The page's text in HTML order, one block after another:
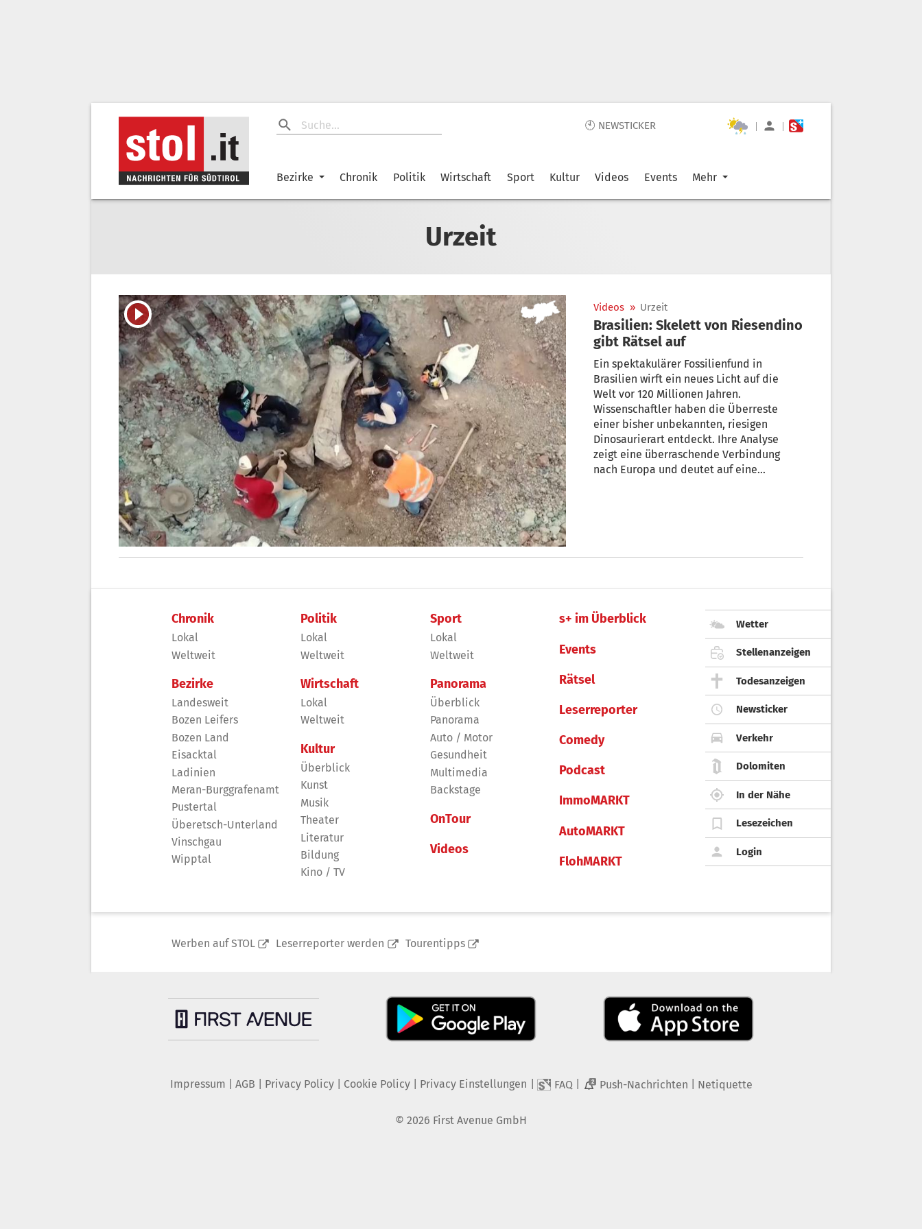
🕙 NEWSTICKER | |
Bezirke Chronik Politik Wirtschaft Sport Kultur Videos Events Mehr
Urzeit
Videos » Urzeit
Brasilien: Skelett von Riesendino
gibt Rätsel auf
Ein spektakulärer Fossilienfund in
Brasilien wirft ein neues Licht auf die
Welt vor 120 Millionen Jahren.
Wissenschaftler haben die Überreste
einer bisher unbekannten, riesigen
Dinosaurierart entdeckt. Ihre Analyse
zeigt eine überraschende Verbindung
nach Europa und deutet auf eine
Chronik
Lokal
Weltweit
Bezirke
Landesweit
Bozen Leifers
Bozen Land
Eisacktal
Ladinien
Meran-Burggrafenamt
Pustertal
Überetsch-Unterland
Vinschgau
Wipptal
Politik
Lokal
Weltweit
Wirtschaft
Lokal
Weltweit
Kultur
Überblick
Kunst
Musik
Theater
Literatur
Bildung
Kino / TV
Sport
Lokal
Weltweit
Panorama
Überblick
Panorama
Auto / Motor
Gesundheit
Multimedia
Backstage
OnTour
Videos
s+ im Überblick
Events
Rätsel
Leserreporter
Comedy
Podcast
ImmoMARKT
AutoMARKT
FlohMARKT
Wetter
Stellenanzeigen
Todesanzeigen
Newsticker
Verkehr
Dolomiten
In der Nähe
Lesezeichen
Login
Werben auf STOL Leserreporter werden Tourentipps
Impressum AGB Privacy Policy| Cookie Policy| Privacy Einstellungen FAQ 2 Push-Nachrichten Netiquette
© 2026 First Avenue GmbH